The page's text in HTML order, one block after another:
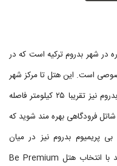
بدروم یکی از هتل های ۵ ستاره در شهر بدروم ترکیه است که در
است. این هتل تا مرکز شهر
بدروم حدودا ۱۰ کیلومتر و تا فرودگاه میلاس بدروم نیز تقریبا ۲۵ کیلومتر فاصله
فرودگاهی بهره مند شوید که
پریمیوم بدروم نیز در میان
گردشگران شهرت دارد، بنابراین مطمئن باشید با انتخاب هتل Be Premium